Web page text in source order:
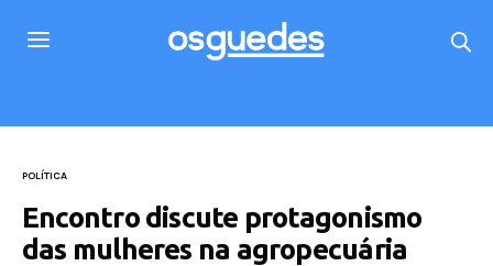
POLÍTICA
Encontro discute protagonismo
das mulheres na agropecuária